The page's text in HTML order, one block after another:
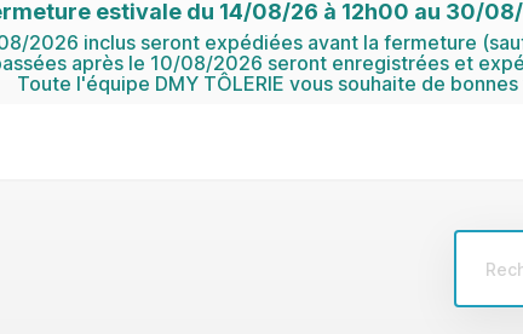
estivale du 14/08/26 à 12h00 au 30/
2026 inclus seront expédiées avant la fermeture
après le 10/08/2026 seront enregistrées et
Toute l'équipe DMY TÔLERIE vous souhaite de